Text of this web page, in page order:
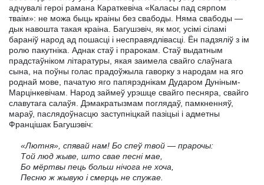
адчувалі героі рамана Караткевіча «Каласы пад сярпом
тваім»: не можа быць краіны без свабоды. Няма свабоды —
дык навошта такая краіна. Багушэвіч, як мог, усімі сіламі
бараніў народ ад пошасці і несправядлівасці. Ён падзяліў з ім
ролю пакутніка. Аднак стаў і прарокам. Стаў выдатным
прадстаўніком літаратуры, якая заимела свайго слаўнага
сына, на поўны голас прадоўжыла гаворку з народам на яго
роднай мове, пачатую яго папярэднікам Дударом Дуніным-
Марцінкевічам. Народ займеў урэшце свайго песняра, свайго
славутага салаўя. Дэмакратызмам поглядаў, памкненняў,
мараў, паслядоўнасцю заступніцкай пазіцыі і адметны
Францішак Багушэвіч:
«Лютня», спявай нам! Бо спеў твой — прарочы:
Той люд жыве, што свае песні мае,
Бо мёртвы пець больш нічога не хоча,
Песню ж жывую і смерць не спужае.